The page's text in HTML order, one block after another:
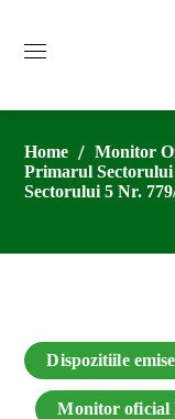
Home Monitor
Primarul Sectorului
Sectorului 5 Nr.
Dispozitiile
Monitor oficial